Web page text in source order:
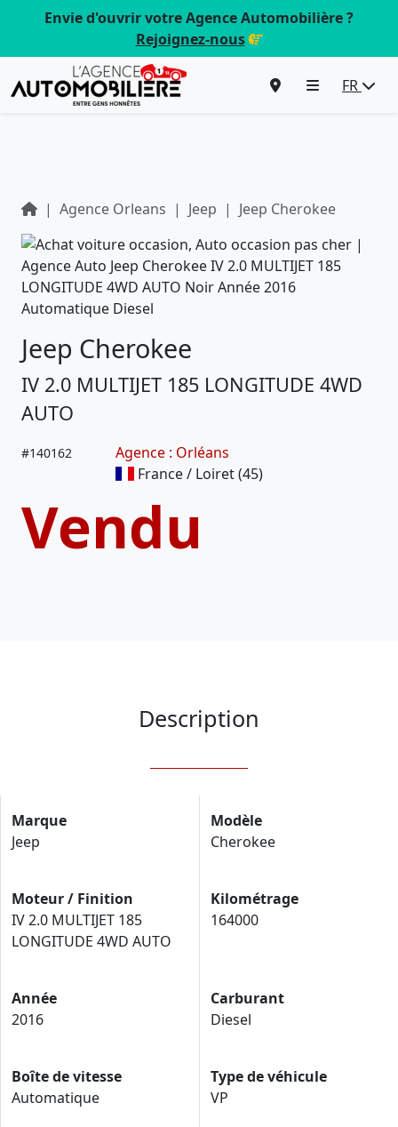
Envie d'ouvrir votre Agence Automobilière ?
Rejoignez-nous
FR
Agence Orleans Jeep Jeep Cherokee
Jeep Cherokee
IV 2.0 MULTIJET 185 LONGITUDE 4WD
AUTO
#140162
Agence : Orléans
France / Loiret (45)
Vendu
Description
Marque
Jeep
Modèle
Cherokee
Moteur / Finition
IV 2.0 MULTIJET 185
LONGITUDE 4WD AUTO
Kilométrage
164000
Année
2016
Carburant
Diesel
Boîte de vitesse
Automatique
Type de véhicule
VP